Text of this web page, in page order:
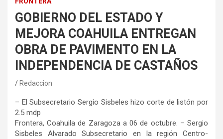
GOBIERNO DEL ESTADO Y
MEJORA COAHUILA ENTREGAN
OBRA DE PAVIMENTO EN LA
INDEPENDENCIA DE CASTAÑOS
Redaccion
– El Subsecretario Sergio Sisbeles hizo corte de listónpor
2.5 mdp
Frontera, Coahuila de Zaragozaa 06 de octubre. – Sergio
Sisbeles Alvarado Subsecretario en la región Centro-